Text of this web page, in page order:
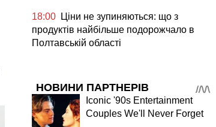
18:00
Ціни не зупиняються: що з
продуктів найбільше подорожчало в
Полтавській області
НОВИНИ ПАРТНЕРІВ
Iconic '90s Entertainment
Couples We'll Never Forget